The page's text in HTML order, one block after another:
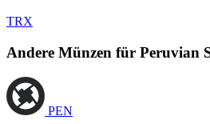
TRX
Andere Münzen für Peruvian
PEN